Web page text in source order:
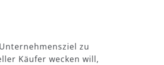
zu
Käufer wecken will,